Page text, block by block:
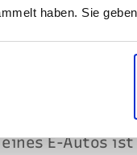
haben. Sie
sie jedoch
Gefahr
eines E-Autos